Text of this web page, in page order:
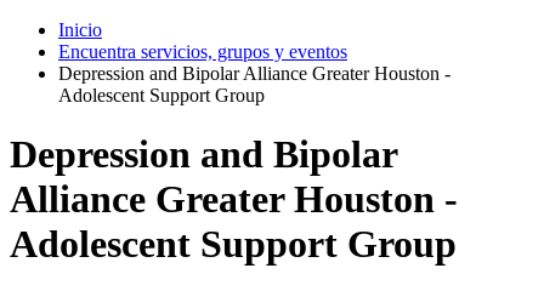
Inicio
Encuentra servicios, grupos y eventos
Depression and Bipolar Alliance Greater Houston -
Adolescent Support Group
Depression and Bipolar
Alliance Greater Houston -
Adolescent Support Group